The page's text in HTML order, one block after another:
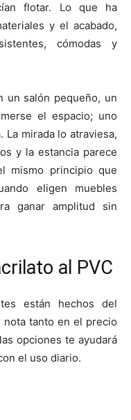
flotar. Lo que ha
y el acabado,
cómodas y
un salón pequeño, un
el espacio; uno
mirada lo atraviesa,
y la estancia parece
mismo principio que
eligen muebles
ganar amplitud sin
al PVC
están hechos del
nota tanto en el precio
opciones te ayudará
el uso diario.